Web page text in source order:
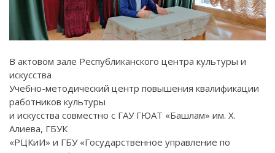
В актовом зале Республиканского центра культуры и
искусства
Учебно-методический центр повышения квалификации
работников культуры
и искусства совместно с ГАУ ГЮАТ «Башлам» им. Х.
Алиева, ГБУК
«РЦКиИ» и ГБУ «Государственное управление по